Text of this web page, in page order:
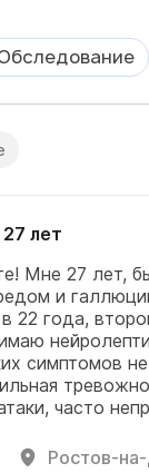
лет
Мне 27 лет,
и
22 года,
симптомов
часто
пить воду
Ростов-